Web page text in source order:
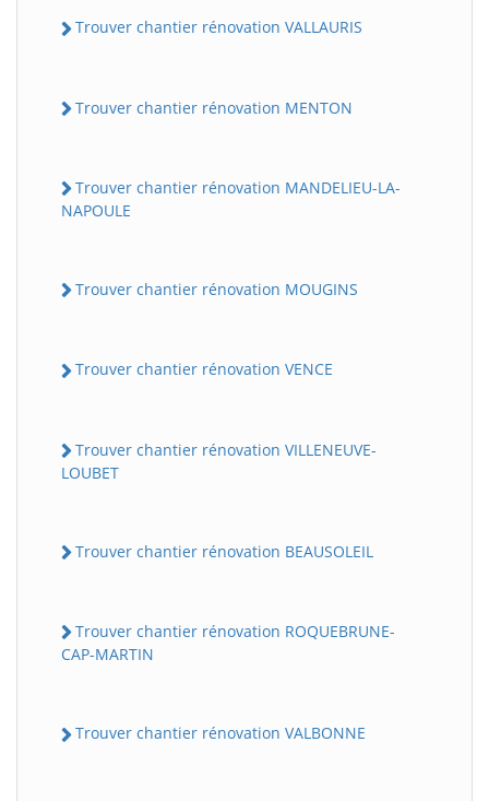
Trouver chantier rénovation VALLAURIS
Trouver chantier rénovation MENTON
Trouver chantier rénovation MANDELIEU-LA-
NAPOULE
Trouver chantier rénovation MOUGINS
Trouver chantier rénovation VENCE
Trouver chantier rénovation VILLENEUVE-
LOUBET
Trouver chantier rénovation BEAUSOLEIL
Trouver chantier rénovation ROQUEBRUNE-
CAP-MARTIN
Trouver chantier rénovation VALBONNE